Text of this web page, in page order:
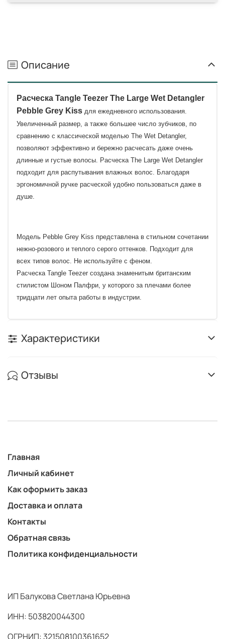
Описание
Расческа Tangle Teezer The Large Wet Detangler
Pebble Grey Kiss для ежедневного использования.
Увеличенный размер, а также большее число зубчиков, по
сравнению с классической моделью The Wet Detangler,
позволяют эффективно и бережно расчесать даже очень
длинные и густые волосы. Расческа The Large Wet Detangler
подходит для распутывания влажных волос. Благодаря
эргономичной ручке расческой удобно пользоваться даже в
душе.
Модель Pebble Grey Kiss представлена в стильном сочетании
нежно-розового и теплого серого оттенков. Подходит для
всех типов волос. Не используйте с феном.
Расческа Tangle Teezer создана знаменитым британским
стилистом Шоном Палфри, у которого за плечами более
тридцати лет опыта работы в индустрии.
Характеристики
Отзывы
Главная
Личный кабинет
Как оформить заказ
Доставка и оплата
Контакты
Обратная связь
Политика конфиденциальности
ИП Балукова Светлана Юрьевна
ИНН: 503820044300
ОГРНИП: 321508100361652